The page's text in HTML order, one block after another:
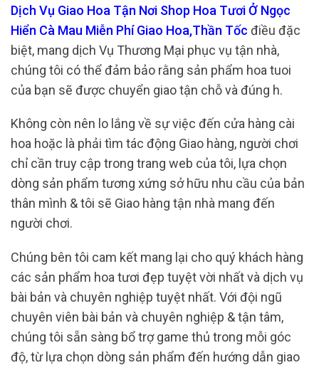
Dịch Vụ Giao Hoa Tận Nơi Shop Hoa Tươi Ở Ngọc
Hiển Cà Mau Miễn Phí Giao Hoa,Thần Tốc điều đặc
biệt, mang dịch Vụ Thương Mại phục vụ tận nhà,
chúng tôi có thể đảm bảo rằng sản phẩm hoa tuoi
của bạn sẽ được chuyển giao tận chỗ và đúng h.
Không còn nên lo lắng về sự việc đến cửa hàng cài
hoa hoặc là phải tìm tác động Giao hàng, người chơi
chỉ cần truy cập trong trang web của tôi, lựa chọn
dòng sản phẩm tương xứng sở hữu nhu cầu của bản
thân mình & tôi sẽ Giao hàng tận nhà mang đến
người chơi.
Chúng bên tôi cam kết mang lại cho quý khách hàng
các sản phẩm hoa tươi đẹp tuyệt vời nhất và dịch vụ
bài bản và chuyên nghiệp tuyệt nhất. Với đội ngũ
chuyên viên bài bản và chuyên nghiệp & tận tâm,
chúng tôi sẵn sàng bổ trợ game thủ trong mỗi góc
độ, từ lựa chọn dòng sản phẩm đến hướng dẫn giao